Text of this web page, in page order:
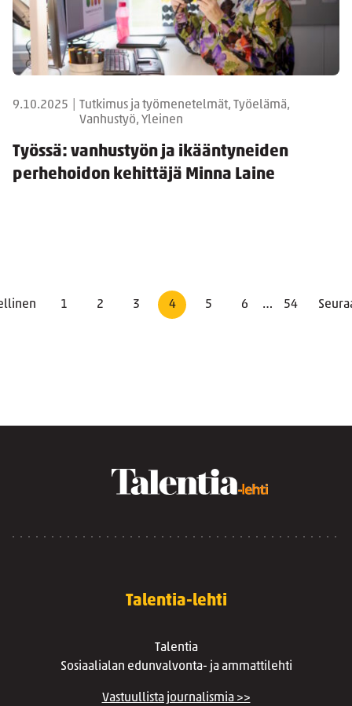
9.10.2025
Tutkimus ja työmenetelmät, Työelämä,
Vanhustyö, Yleinen
Työssä: vanhustyön ja ikääntyneiden
perhehoidon kehittäjä Minna Laine
1 2 3 4 5 6 … 54
Talentia-lehti
Talentia
Sosiaalialan edunvalvonta- ja ammattilehti
Vastuullista journalismia >>